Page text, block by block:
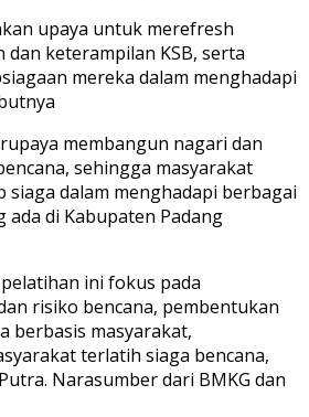
upaya untuk merefresh
keterampilan KSB, serta
mereka dalam menghadapi
membangun nagari dan
sehingga masyarakat
dalam menghadapi berbagai
ada di Kabupaten Padang
ini fokus pada
risiko bencana, pembentukan
berbasis masyarakat,
terlatih siaga bencana,
Narasumber dari BMKG dan